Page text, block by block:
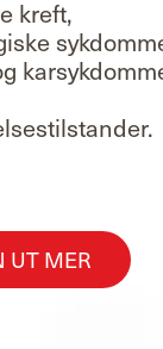
kreft,
UT MER